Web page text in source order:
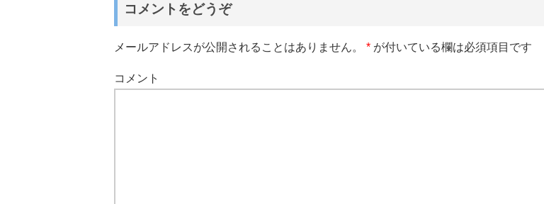
コメントをどうぞ
メールアドレスが公開されることはありません。 * が付いている欄は必須項目です
コメント